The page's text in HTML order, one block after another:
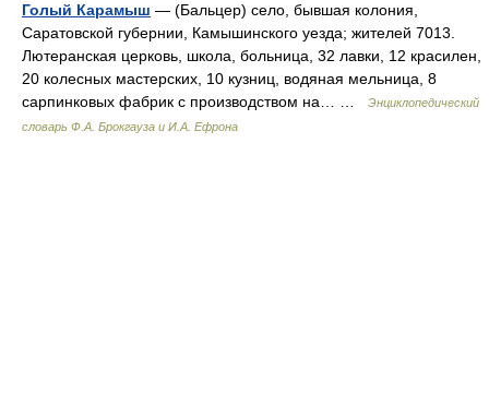
Голый Карамыш — (Бальцер) село, бывшая колония,
Саратовской губернии, Камышинского уезда; жителей 7013.
Лютеранская церковь, школа, больница, 32 лавки, 12 красилен,
20 колесных мастерских, 10 кузниц, водяная мельница, 8
сарпинковых фабрик с производством на… …
Энциклопедический
словарь Ф.А. Брокгауза и И.А. Ефрона